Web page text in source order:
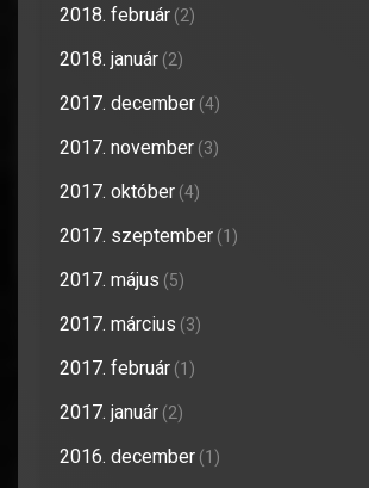
2018. február (2)
2018. január (2)
2017. december (4)
2017. november (3)
2017. október (4)
2017. szeptember (1)
2017. május (5)
2017. március (3)
2017. február (1)
2017. január (2)
2016. december (1)